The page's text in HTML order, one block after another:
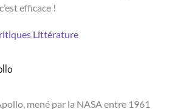
efficace !
Littérature
mené par la NASA entre 1961